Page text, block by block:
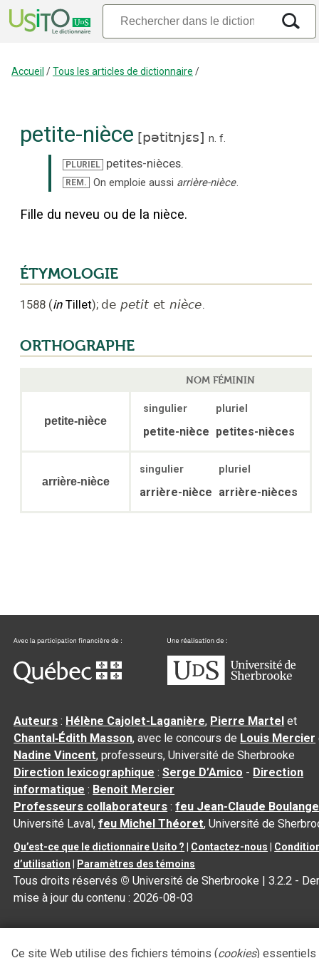
Accueil /Tous les articles de dictionnaire /
petite-nièce [pətitnjɛs] n. f.
PLURIEL petites-nièces.
REM. On emploie aussi arrière-nièce
Fille du neveu ou de la nièce.
ÉTYMOLOGIE
1588 (in Tillet); de petit et nièce.
ORTHOGRAPHE
NOM FÉMININ
petite-nièce
singulier pluriel
petite-nièce petites-nièces
arrière-nièce
singulier pluriel
arrière-nièce arrière-nièces
Auteurs : Hélène Cajolet-Laganière, Pierre Martel et
Chantal‑Édith Masson, avec le concours de Louis Mercier
Nadine Vincent, professeurs, Université de Sherbrooke
Direction lexicographique :Serge D’Amico - Direction
informatique : Benoit Mercier
Professeurs collaborateurs :feu Jean-Claude
Université Laval,feu Michel Théoret, Université de
Qu’est-ce que le dictionnaire Usito ? Contactez-nous
d’utilisation
Paramètres des témoins
Tous droits réservés © Université de Sherbrooke |3.2.2 -
mise à jour du contenu :2026-08-03
Ce site Web utilise des fichiers témoins (cookies) essentiels